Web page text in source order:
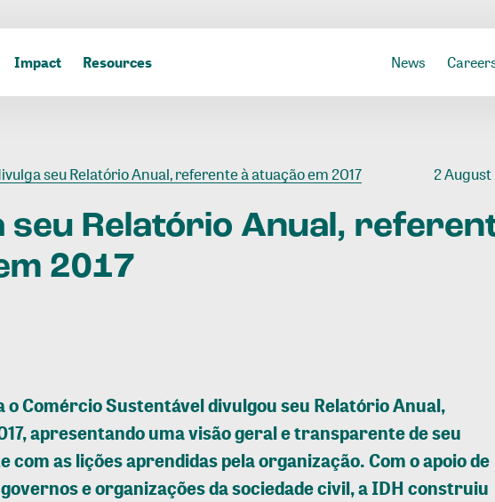
Impact Resources News
seu Relatório Anual, referente à atuação em 2017 2 August
seu Relatório Anual,
2017
o Comércio Sustentável divulgou seu Relatório Anual,
apresentando uma visão geral e transparente de seu
as lições aprendidas pela organização. Com o apoio de
e organizações da sociedade civil, a IDH construiu